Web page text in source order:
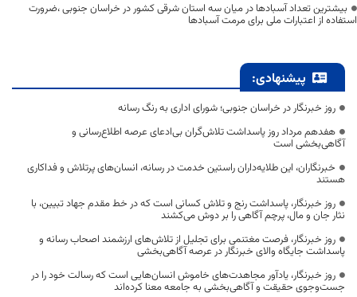
بیشترین تعداد آسبادها در میان سه استان شرقی کشور در خراسان جنوبی ،ضرورت
استفاده از اعتبارات ملی برای مرمت آسبادها
پیشنهادی:
روز خبرنگار در خراسان جنوبی؛ شورای اداری به رنگ رسانه
هفدهم مرداد روز پاسداشت تلاش‌گران بی‌ادعای عرصه اطلاع‌رسانی و
آگاهی‌بخشی است
خبرنگاران، این طلایه‌داران راستین خدمت در رسانه، انسان‌های پرتلاش و فداکاری
هستند
روز خبرنگار، پاسداشت رنج و تلاش کسانی است که در خط مقدم جهاد تبیین، با
نثار جان و مال، پرچم آگاهی را بر دوش می‌کشند
روز خبرنگار، فرصت مغتنمی برای تجلیل از تلاش‌های ارزشمند اصحاب رسانه و
پاسداشت جایگاه والای خبرنگار در عرصه آگاهی‌بخشی
روز خبرنگار، یادآور مجاهدت‌های خاموش انسان‌هایی است که رسالت خود را در
جست‌وجوی حقیقت و آگاهی‌بخشی به جامعه معنا کرده‌اند